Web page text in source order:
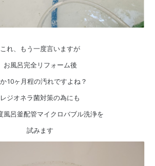
これ、もう一度言いますが
お風呂完全リフォーム後
10ヶ月程の汚れですよね？
レジオネラ菌対策の為にも
風呂釜配管マイクロバブル洗浄を
試みます